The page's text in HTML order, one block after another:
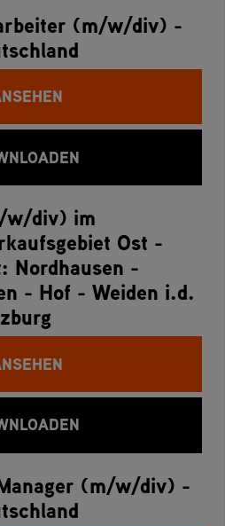
(m/w/div) -
w/div) im
Ost -
Nordhausen -
- Hof - Weiden i.d.
(m/w/div) -